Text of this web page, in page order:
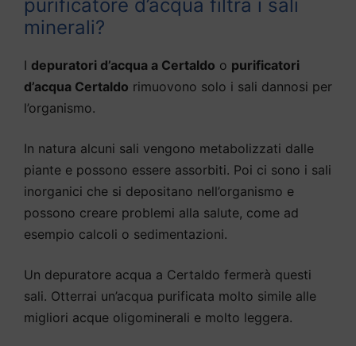
purificatore d’acqua filtra i sali
minerali?
I depuratori d’acqua a Certaldo o purificatori
d’acqua Certaldo rimuovono solo i sali dannosi per
l’organismo.
In natura alcuni sali vengono metabolizzati dalle
piante e possono essere assorbiti. Poi ci sono i sali
inorganici che si depositano nell’organismo e
possono creare problemi alla salute, come ad
esempio calcoli o sedimentazioni.
Un depuratore acqua a Certaldo fermerà questi
sali. Otterrai un’acqua purificata molto simile alle
migliori acque oligominerali e molto leggera.